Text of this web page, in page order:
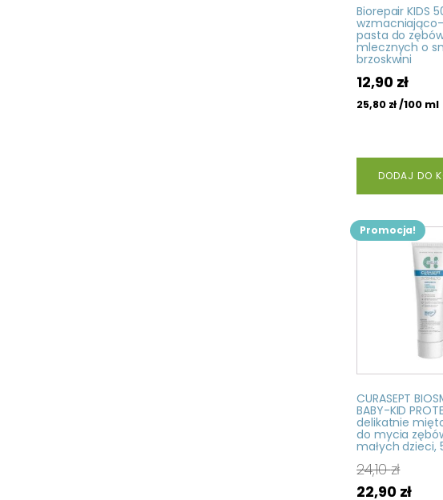
Biorepair KIDS
pasta do
mlecznych o
brzoskwini
12,90 zł
25,80 zł/100 ml
DODAJ DO
Promocja!
CURASEPT
BABY-KID
delikatnie
do mycia
małych dzieci,
24,10zł
Pierwotna
22,90 zł